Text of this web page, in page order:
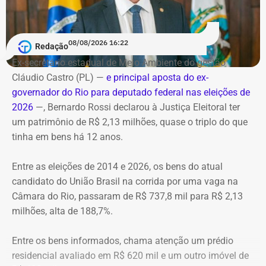
Debate entre candidatos ao governo do estado do Rio de
Janeiro
Data: domingo, 09 de agosto de 2026
Horário: 20h
Transmissão: Canal Band, BandNews FM e YouTube do
TEMPO REAL
Pré-hora: 19h, com cobertura especial pelo YouTube do
TEMPO REAL
O helicóptero explodiu ao cair na encosta, e chamas se
alastraram pela mata. De acordo com o Corpo de
Bombeiros, agentes especializados em combate a
incêndios florestais foram mobilizados e conseguiram
controlar o fogo.
A operação mobilizou cerca de 40 militares, 11 viaturas e
4 unidades operacionais.
Redação08/08/2026 16:22
Ex-secretário estadual de Meio Ambiente do gestão
Cláudio Castro (PL) — e principal aposta do ex-
governador do Rio para deputado federal nas eleições de
2026 —, Bernardo Rossi declarou à Justiça Eleitoral ter
um patrimônio de R$ 2,13 milhões, quase o triplo do que
tinha em bens há 12 anos.
Entre as eleições de 2014 e 2026, os bens do atual
candidato do União Brasil na corrida por uma vaga na
Câmara do Rio, passaram de R$ 737,8 mil para R$ 2,13
milhões, alta de 188,7%.
Entre os bens informados, chama atenção um prédio
residencial avaliado em R$ 620 mil e um outro imóvel de